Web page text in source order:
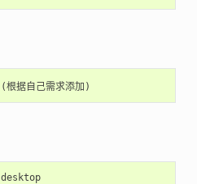
(根据自己需求添加 )
desktop